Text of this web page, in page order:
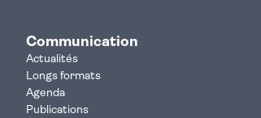
Communication
Actualités
Longs formats
Agenda
Publications